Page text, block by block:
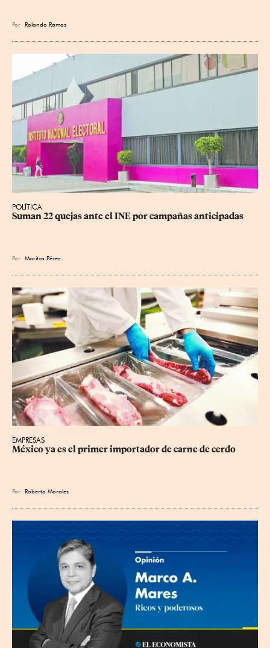
Por Rolando Ramos
POLÍTICA
Suman 22 quejas ante el INE por campañas anticipadas
Por Maritza Pérez
EMPRESAS
México ya es el primer importador de carne de cerdo
Por Roberto Morales